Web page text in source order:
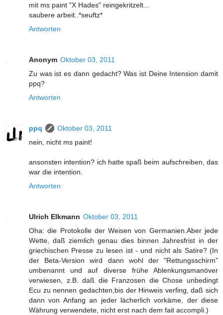
mit ms paint "X Hades" reingekritzelt...
saubere arbeit..*seuftz*
Antworten
Anonym Oktober 03, 2011
Zu was ist es dann gedacht? Was ist Deine Intension damit
ppq?
Antworten
ppq
Oktober 03, 2011
nein, nicht ms paint!
ansonsten intention? ich hatte spaß beim aufschreiben, das
war die intention.
Antworten
Ulrich Elkmann Oktober 03, 2011
Oha: die Protokolle der Weisen von Germanien.Aber jede
Wette, daß ziemlich genau dies binnen Jahresfrist in der
griechischen Presse zu lesen ist - und nicht als Satire? (In
der Beta-Version wird dann wohl der "Rettungsschirm"
umbenannt und auf diverse frühe Ablenkungsmanöver
verwiesen, z.B. daß die Franzosen die Chose unbedingt
Ecu zu nennen gedachten,bis der Hinweis verfing, daß sich
dann von Anfang an jeder lächerlich vorkäme, der diese
Währung verwendete, nicht erst nach dem fait accompli.)